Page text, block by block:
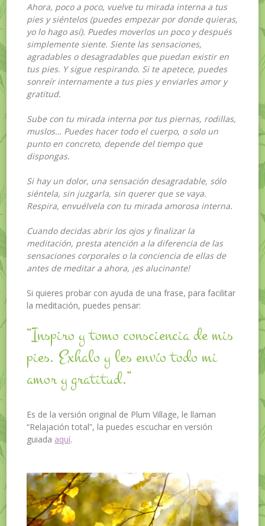
Ahora, poco a poco, vuelve tu mirada interna a tus
pies y siéntelos (puedes empezar por donde quieras,
yo lo hago así). Puedes moverlos un poco y después
simplemente siente. Siente las sensaciones,
agradables o desagradables que puedan existir en
tus pies. Y sigue respirando. Si te apetece, puedes
sonreír internamente a tus pies y enviarles amor y
gratitud.
Sube con tu mirada interna por tus piernas, rodillas,
muslos… Puedes hacer todo el cuerpo, o solo un
punto en concreto, depende del tiempo que
dispongas.
Si hay un dolor, una sensación desagradable, sólo
siéntela, sin juzgarla, sin querer que se vaya.
Respira, envuélvela con tu mirada amorosa interna.
Cuando decidas abrir los ojos y finalizar la
meditación, presta atención a la diferencia de las
sensaciones corporales o la conciencia de ellas de
antes de meditar a ahora, ¡es alucinante!
Si quieres probar con ayuda de una frase, para facilitar
la meditación, puedes pensar:
“Inspiro y tomo consciencia de mis
pies. Exhalo y les envío todo mi
amor y gratitud.”
Es de la versión original de Plum Village, le llaman
“Relajación total”, la puedes escuchar en versión
guiada aquí.